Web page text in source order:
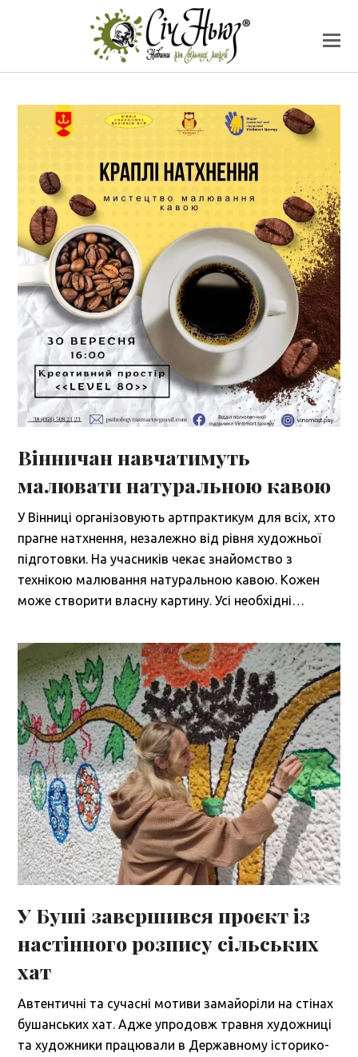
Вінничан навчатимуть
малювати натуральною кавою
У Вінниці організовують артпрактикум для всіх, хто
прагне натхнення, незалежно від рівня художньої
підготовки. На учасників чекає знайомство з
технікою малювання натуральною кавою. Кожен
може створити власну картину. Усі необхідні…
У Буші завершився проєкт із
настінного розпису сільських
хат
Автентичні та сучасні мотиви замайоріли на стінах
бушанських хат. Адже упродовж травня художниці
та художники працювали в Державному історико-